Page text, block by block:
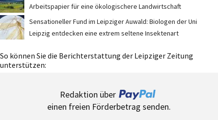
Arbeitspapier für eine ökologischere Landwirtschaft
Sensationeller Fund im Leipziger Auwald: Biologen der Uni
Leipzig entdecken eine extrem seltene Insektenart
So können Sie die Berichterstattung der Leipziger Zeitung
unterstützen:
Redaktion über
einen freien Förderbetrag senden.